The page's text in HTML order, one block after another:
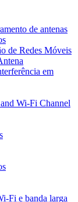
de antenas
de Redes Móveis
em
Wi-Fi Channel
Fi e banda larga